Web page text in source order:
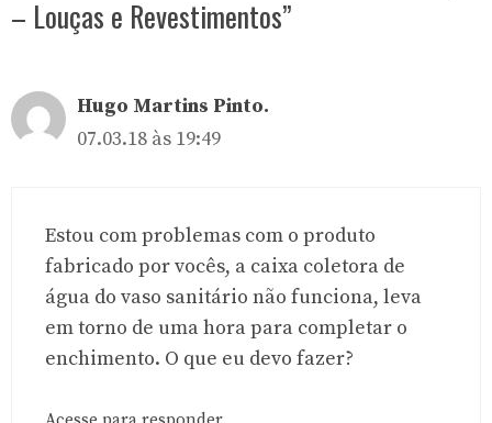
– Louças e Revestimentos”
Hugo Martins Pinto.
07.03.18 às 19:49
Estou com problemas com o produto
fabricado por vocês, a caixa coletora de
água do vaso sanitário não funciona, leva
em torno de uma hora para completar o
enchimento. O que eu devo fazer?